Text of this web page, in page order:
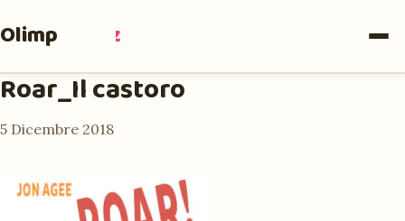
Olimpia Ruiz
Roar_Il castoro
5 Dicembre 2018